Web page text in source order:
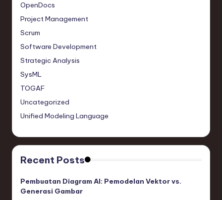
OpenDocs
Project Management
Scrum
Software Development
Strategic Analysis
SysML
TOGAF
Uncategorized
Unified Modeling Language
Recent Posts
Pembuatan Diagram AI: Pemodelan Vektor vs.
Generasi Gambar